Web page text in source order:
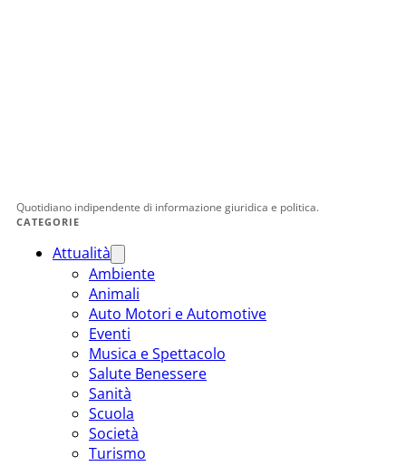
Quotidiano indipendente di informazione giuridica e politica.
CATEGORIE
Attualità
Ambiente
Animali
Auto Motori e Automotive
Eventi
Musica e Spettacolo
Salute Benessere
Sanità
Scuola
Società
Turismo